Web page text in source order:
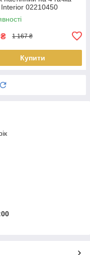
Interior 02210450
₴ 1 167 ₴
Купити